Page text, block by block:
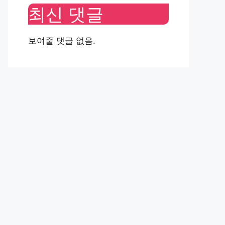
최신 댓글
보여줄 댓글 없음.